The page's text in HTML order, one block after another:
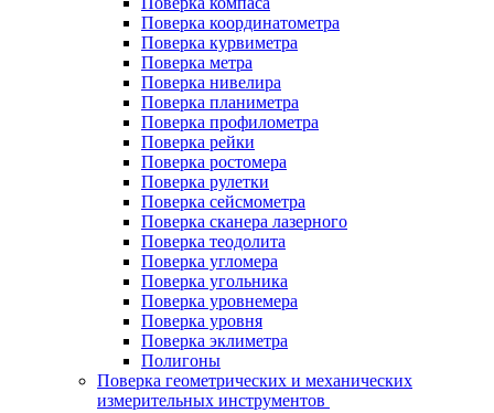
Поверка координатометра
Поверка курвиметра
Поверка метра
Поверка нивелира
Поверка планиметра
Поверка профилометра
Поверка рейки
Поверка ростомера
Поверка рулетки
Поверка сейсмометра
Поверка сканера лазерного
Поверка теодолита
Поверка угломера
Поверка угольника
Поверка уровнемера
Поверка уровня
Поверка эклиметра
Полигоны
Поверка геометрических и механических
измерительных инструментов